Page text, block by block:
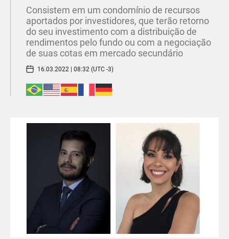
Consistem em um condomínio de recursos
aportados por investidores, que terão retorno
do seu investimento com a distribuição de
rendimentos pelo fundo ou com a negociação
de suas cotas em mercado secundário
16.03.2022 | 08:32 (UTC -3)